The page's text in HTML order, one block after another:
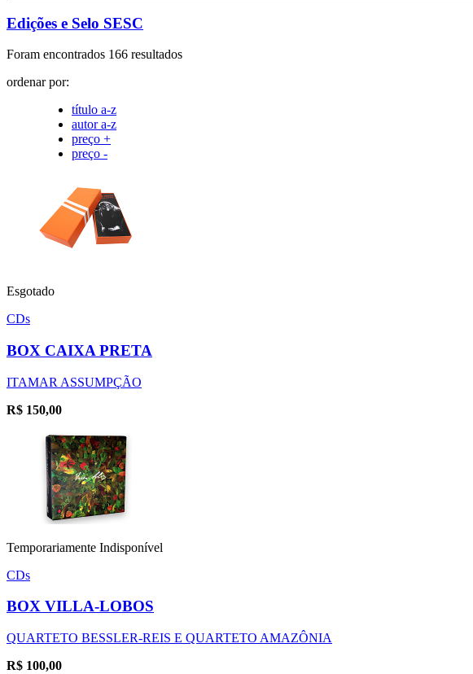
Edições e Selo SESC
Foram encontrados 166 resultados
ordenar por:
título a-z
autor a-z
preço +
preço -
Esgotado
CDs
BOX CAIXA PRETA
ITAMAR ASSUMPÇÃO
R$ 150,00
Temporariamente Indisponível
CDs
BOX VILLA-LOBOS
QUARTETO BESSLER-REIS E QUARTETO AMAZÔNIA
R$ 100,00